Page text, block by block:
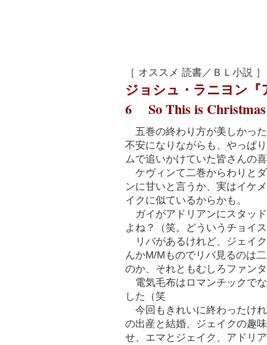
［ オススメ 読書／ＢＬ小説 ］
ジョシュ・ラニヨン
6 So This is
五巻の終わり方が美しかっ
不安になりながらも、やっぱ
ムで追いかけていた皆さんの
ケヴィンて二巻からわりと
ンに甘いと言うか、実はイケ
イクに似ているからかも。
ガイがアドリアンにスタッ
よね？（笑。どういうチョイ
リバがあるけれど、ジェイ
んかM/Mものでリバ見るのは
のか、それともむしろファン
電気毛布はロマンチックで
した（笑
今回もきれいに終わったけ
の出産と結婚、ジェイクの趣
せ、エマとジェイク、アドリ